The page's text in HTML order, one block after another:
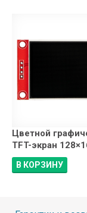
Цветной
TFT-экран
В КОРЗИНУ